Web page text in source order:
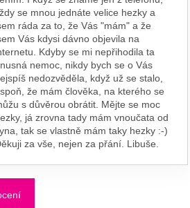
se mnou jednáte velice hezky a
ráda za to, že Vás "mám" a že
Vás kdysi dávno objevila na
Kdyby se mi nepřihodila ta
nemoc, nikdy bych se o Vás
nedozvěděla, když už se stalo,
že mám člověka, na kterého se
s důvěrou obrátit. Mějte se moc
já zrovna tady mám vnoučata od
tak se vlastně mám taky hezky :-)
za vše, nejen za přání. Libuše.